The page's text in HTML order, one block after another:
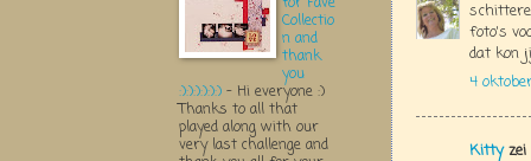
foto's
dat kon
4
Kittyzei
Collectio
n and
thank
you
:):):):):):) - Hi everyone :)
Thanks to all that
played along with our
very last challenge and